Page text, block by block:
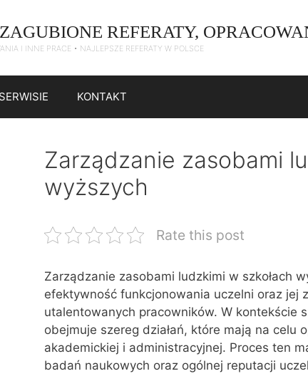
REFERATY,
I INNE PRACE • NAJLEPSZE REFERATY W POLSCE
KONTAKT
Zarządzanie zasobami
wyższych
Rate this post
Zarządzanie zasobami ludzkimi w szkołach
efektywność funkcjonowania uczelni oraz jej
utalentowanych pracowników. W kontekście
obejmuje szereg działań, które mają na celu
akademickiej i administracyjnej. Proces ten
badań naukowych oraz ogólnej reputacji